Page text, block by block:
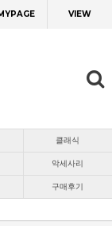
VIEW
클래식
악세사리
구매후기